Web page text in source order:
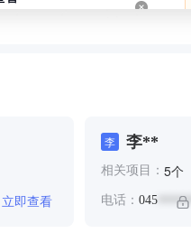
立即查看
李 李**
相关项目： 5个
电话： 045